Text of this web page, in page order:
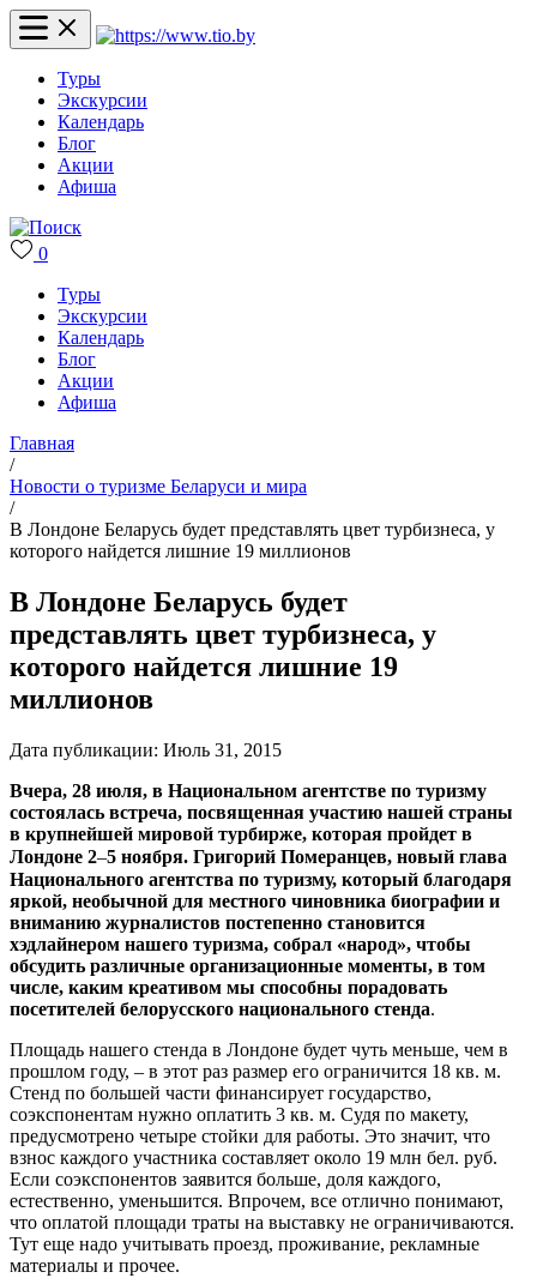
Туры
Экскурсии
Календарь
Блог
Акции
Афиша
0
Туры
Экскурсии
Календарь
Блог
Акции
Афиша
Главная
/
Новости о туризме Беларуси и мира
/
В Лондоне Беларусь будет представлять цвет турбизнеса, у
которого найдется лишние 19 миллионов
В Лондоне Беларусь будет
представлять цвет турбизнеса, у
которого найдется лишние 19
миллионов
Дата публикации: Июль 31, 2015
Вчера, 28 июля, в Национальном агентстве по туризму
состоялась встреча, посвященная участию нашей страны
в крупнейшей мировой турбирже, которая пройдет в
Лондоне 2–5 ноября. Григорий Померанцев, новый глава
Национального агентства по туризму, который благодаря
яркой, необычной для местного чиновника биографии и
вниманию журналистов постепенно становится
хэдлайнером нашего туризма, собрал «народ», чтобы
обсудить различные организационные моменты, в том
числе, каким креативом мы способны порадовать
посетителей белорусского национального стенда.
Площадь нашего стенда в Лондоне будет чуть меньше, чем в
прошлом году, – в этот раз размер его ограничится 18 кв. м.
Стенд по большей части финансирует государство,
соэкспонентам нужно оплатить 3 кв. м. Судя по макету,
предусмотрено четыре стойки для работы. Это значит, что
взнос каждого участника составляет около 19 млн бел. руб.
Если соэкспонентов заявится больше, доля каждого,
естественно, уменьшится. Впрочем, все отлично понимают,
что оплатой площади траты на выставку не ограничиваются.
Тут еще надо учитывать проезд, проживание, рекламные
материалы и прочее.